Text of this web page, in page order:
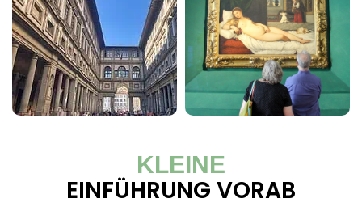
KLEINE
EINFÜHRUNG VORAB